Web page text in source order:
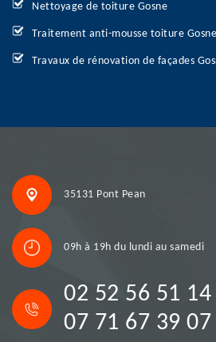
Nettoyage de toiture Gosne
Traitement anti-mousse toiture Gosne
Travaux de rénovation de façades
35131 Pont Pean
09h à 19h du lundi au samedi
02 52 56 51 14
07 71 67 39 07